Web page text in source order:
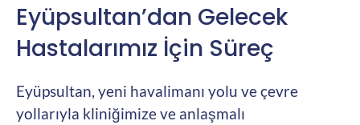
Eyüpsultan’dan Gelecek
Hastalarımız İçin Süreç
Eyüpsultan, yeni havalimanı yolu ve çevre
yollarıyla kliniğimize ve anlaşmalı